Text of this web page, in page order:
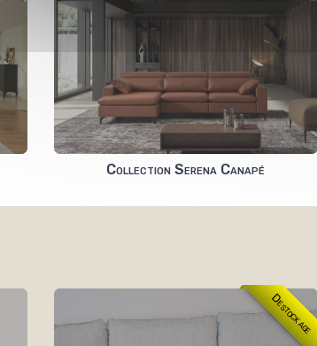
Collection Serena Canapé
Destockage